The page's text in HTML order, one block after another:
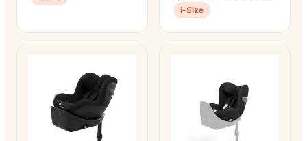
i-Size